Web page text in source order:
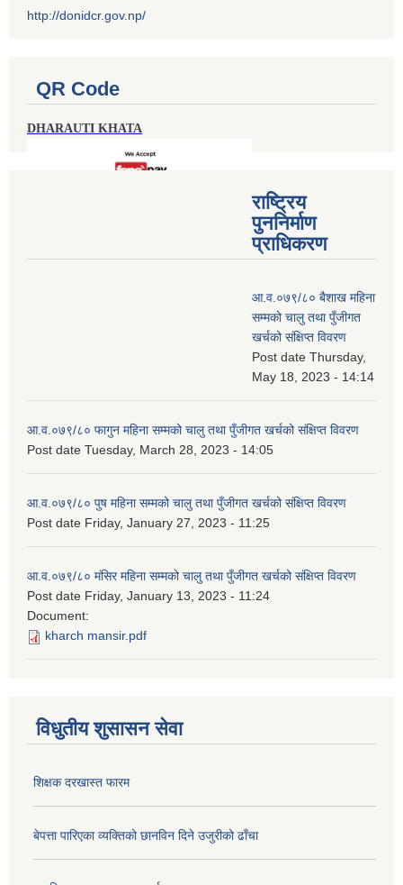
http://donidcr.gov.np/
QR Code
DHARAUTI KHATA
राष्ट्रिय
पुननिर्माण
प्राधिकरण
आ.व.०७९/८० बैशाख महिना
सम्मको चालु तथा पुँजीगत
खर्चको संक्षिप्त विवरण
Post date Thursday,
May 18, 2023 - 14:14
आ.व.०७९/८० फागुन महिना सम्मको चालु तथा पुँजीगत खर्चको संक्षिप्त विवरण
Post date Tuesday, March 28, 2023 - 14:05
आ.व.०७९/८० पुष महिना सम्मको चालु तथा पुँजीगत खर्चको संक्षिप्त विवरण
Post date Friday, January 27, 2023 - 11:25
आ.व.०७९/८० मंसिर महिना सम्मको चालु तथा पुँजीगत खर्चको संक्षिप्त विवरण
Post date Friday, January 13, 2023 - 11:24
Document:
kharch mansir.pdf
विधुतीय शुसासन सेवा
शिक्षक दरखास्त फारम
बेपत्ता पारिएका व्यक्तिको छानविन दिने उजुरीको ढाँचा